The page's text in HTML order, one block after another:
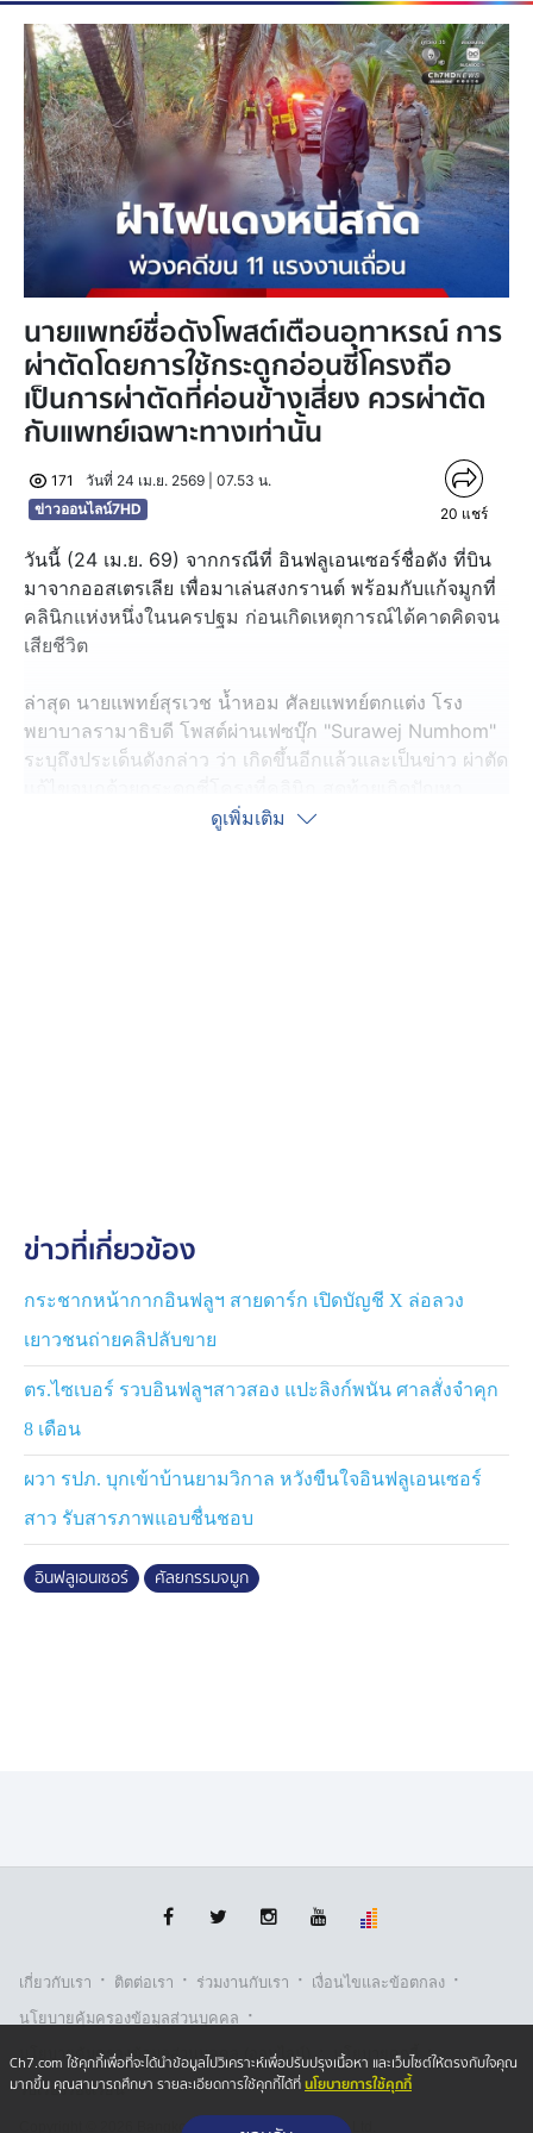
นายแพทย์ชื่อดังโพสต์เตือนอุทาหรณ์ การ
ผ่าตัดโดยการใช้กระดูกอ่อนซี่โครงถือ
เป็นการผ่าตัดที่ค่อนข้างเสี่ยง ควรผ่าตัด
กับแพทย์เฉพาะทางเท่านั้น
171
วันที่ 24 เม.ย. 2569 | 07.53 น.
ข่าวออนไลน์7HD
20 แชร์
วันนี้ (24 เม.ย. 69) จากกรณีที่ อินฟลูเอนเซอร์ชื่อดัง ที่บิน
มาจากออสเตรเลีย เพื่อมาเล่นสงกรานต์ พร้อมกับแก้จมูกที่
คลินิกแห่งหนึ่งในนครปฐม ก่อนเกิดเหตุการณ์ได้คาดคิดจน
เสียชีวิต
ล่าสุด นายแพทย์สุรเวช น้ำหอม ศัลยแพทย์ตกแต่ง โรง
พยาบาลรามาธิบดี โพสต์ผ่านเฟซบุ๊ก "Surawej Numhom"
ระบุถึงประเด็นดังกล่าว ว่า เกิดขึ้นอีกแล้วและเป็นข่าว ผ่าตัด
คนไข้เสียชีวิต การผ่าตัดโดยการใช้กระดูกอ่อนซี่โครงถือ
ซี่โครงหากเนื้อปอดไม่ฉีกขาด แบบนี้พอรักษาได้โดยไม่
ในทางกลับกัน หากขาดทั้งเยื่อหุ้มปอดและเนื้อปอดด้วยอันนี้
เพราะเกิดสภาวะปอดรั่วทำให้อากาศที่หายใจเข้าไปออกมา
ทางรูรั่วทางเนื้อปอดได้ ซึ่งตรงนี้อันตรายถึงชีวิตได้เลย
นี่ยังไม่นับปัญหาเลือดออกในช่องปอดหากเลาะซี่โครงไม่
ชำนาญพอ ก็มีโอกาสโดนเส้นเลือดขาดได้ ซึ่งเป็นปัญหาที่
ร้ายแรง อาจอันตรายถึงชีวิตได้อีกเช่นกัน
การเลาะกระดูกอ่อนซี่โครง แม้จะเลาะโดยแพทย์เฉพาะทาง
ตรงนี้การเลาะกระดูกอ่อนซ๊๋โครงเป็นหัตถการที่สำคัญใน
การแก้ไขปัญหาจมูกแพทย์ที่ไม่ได้จบเฉพาะทาง ความจริง
ง่าย ๆ ก็น่าจะพอแล้วควรจะประเมินศักยภาพตัวเองว่า
สามารถผ่าตัดให้ดีด้วยการใช้กระดูกซี่โครงได้จริงหรือเปล่า
แม้แต่แพทย์เฉพาะทางรักษาเอง เคสแก้ก็ยังถือว่าเป็นเคส
ยากเสมอหากแก้แล้วไม่สำเร็จ ปัญหาก็จะยิ่งยากขึ้นอีก เคส
ดูเพิ่มเติม
ข่าวที่เกี่ยวข้อง
กระชากหน้ากากอินฟลูฯ สายดาร์ก เปิดบัญชี X ล่อลวง
เยาวชนถ่ายคลิปลับขาย
ตร.ไซเบอร์ รวบอินฟลูฯสาวสอง แปะลิงก์พนัน ศาลสั่งจำคุก
8 เดือน
ผวา รปภ. บุกเข้าบ้านยามวิกาล หวังขืนใจอินฟลูเอนเซอร์
สาว รับสารภาพแอบชื่นชอบ
อินฟลูเอนเซอร์ ศัลยกรรมจมูก
เกี่ยวกับเรา · ติตต่อเรา · ร่วมงานกับเรา · เงื่อนไขและข้อตกลง ·
นโยบายคุ้มครองข้อมูลส่วนบุคคล ·
นโยบายคุ้มครองข้อมูลส่วนบุคคล (ออนไลน์) · นโยบายคุกกี้ ·
รับเรื่องร้องเรียน
Copyright © 2026 Bangkok Broadcasting & T.V. Co.,Ltd.
Ch7.com ใช้คุกกี้เพื่อที่จะได้นำข้อมูลไปวิเคราะห์เพื่อปรับปรุงเนื้อหา และเว็บไซต์ให้ตรงกับใจคุณ
มากขึ้น คุณสามารถศึกษา รายละเอียดการใช้คุกกี้ได้ที่นโยบายการใช้คุกกี้